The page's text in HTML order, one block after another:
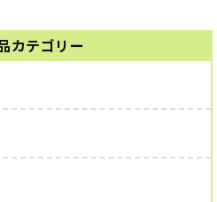
カテゴリー